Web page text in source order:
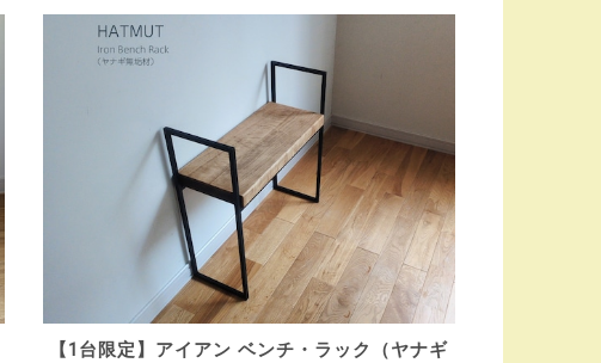
【1台限定】アイアン ベンチ・ラック（ヤナギ